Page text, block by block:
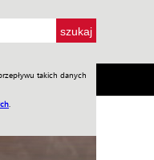
takich danych